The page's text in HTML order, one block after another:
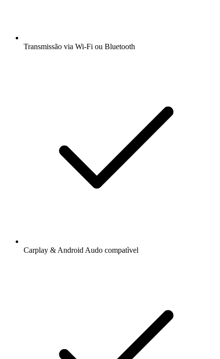
Transmissão via Wi-Fi ou Bluetooth
Carplay & Android Audo compatìvel